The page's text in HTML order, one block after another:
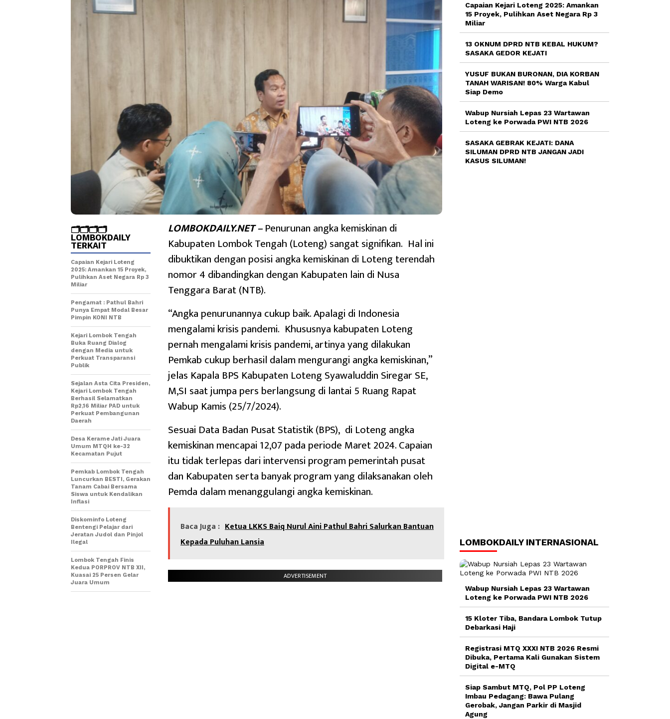
LOMBOKDAILY.NET –Penurunan angka kemiskinan di
Kabupaten Lombok Tengah (Loteng) sangat signifikan. Hal ini
dibuktikan dengan posisi angka kemiskinan di Loteng terendah
nomor 4 dibandingkan dengan Kabupaten lain di Nusa
Tenggara Barat (NTB).
“Angka penurunannya cukup baik. Apalagi di Indonesia
mengalami krisis pandemi. Khususnya kabupaten Loteng
pernah mengalami krisis pandemi, artinya yang dilakukan
Pemkab cukup berhasil dalam mengurangi angka kemiskinan,”
jelas Kapala BPS Kabupaten Loteng Syawaluddin Siregar SE,
M,SI saat jumpa pers berlangsung di lantai 5 Ruang Rapat
Wabup Kamis (25/7/2024).
Sesuai Data Badan Pusat Statistik (BPS), di Loteng angka
kemiskinan mencapai 12,07 pada periode Maret 2024. Capaian
itu tidak terlepas dari intervensi program pemerintah pusat
dan Kabupaten serta banyak program yang dilaksanakan oleh
Pemda dalam menanggulangi angka kemiskinan.
Baca Juga : Ketua LKKS Baiq Nurul Aini Pathul Bahri Salurkan Bantuan
Kepada Puluhan Lansia
ADVERTISEMENT
🗂️🗂️🗂️🗂️
LOMBOKDAILY
TERKAIT
Capaian Kejari Loteng
2025: Amankan 15 Proyek,
Pulihkan Aset Negara Rp 3
Miliar
Pengamat : Pathul Bahri
Punya Empat Modal Besar
Pimpin KONI NTB
Kejari Lombok Tengah
Buka Ruang Dialog
dengan Media untuk
Perkuat Transparansi
Publik
Sejalan Asta Cita Presiden,
Kejari Lombok Tengah
Berhasil Selamatkan
Rp2,16 Miliar PAD untuk
Perkuat Pembangunan
Daerah
Desa Kerame Jati Juara
Umum MTQH ke-32
Kecamatan Pujut
Pemkab Lombok Tengah
Luncurkan BESTI, Gerakan
Tanam Cabai Bersama
Siswa untuk Kendalikan
Inflasi
Diskominfo Loteng
Bentengi Pelajar dari
Jeratan Judol dan Pinjol
Ilegal
Lombok Tengah Finis
Kedua PORPROV NTB XII,
Kuasai 25 Persen Gelar
Juara Umum
Capaian Kejari Loteng 2025: Amankan
15 Proyek, Pulihkan Aset Negara Rp 3
Miliar
13 OKNUM DPRD NTB KEBAL HUKUM?
SASAKA GEDOR KEJATI
YUSUF BUKAN BURONAN, DIA KORBAN
TANAH WARISAN! 80% Warga Kabul
Siap Demo
Wabup Nursiah Lepas 23 Wartawan
Loteng ke Porwada PWI NTB 2026
SASAKA GEBRAK KEJATI: DANA
SILUMAN DPRD NTB JANGAN JADI
KASUS SILUMAN!
LOMBOKDAILY INTERNASIONAL
Wabup Nursiah Lepas 23 Wartawan
Loteng ke Porwada PWI NTB 2026
15 Kloter Tiba, Bandara Lombok Tutup
Debarkasi Haji
Registrasi MTQ XXXI NTB 2026 Resmi
Dibuka, Pertama Kali Gunakan Sistem
Digital e-MTQ
Siap Sambut MTQ, Pol PP Loteng
Imbau Pedagang: Bawa Pulang
Gerobak, Jangan Parkir di Masjid
Agung